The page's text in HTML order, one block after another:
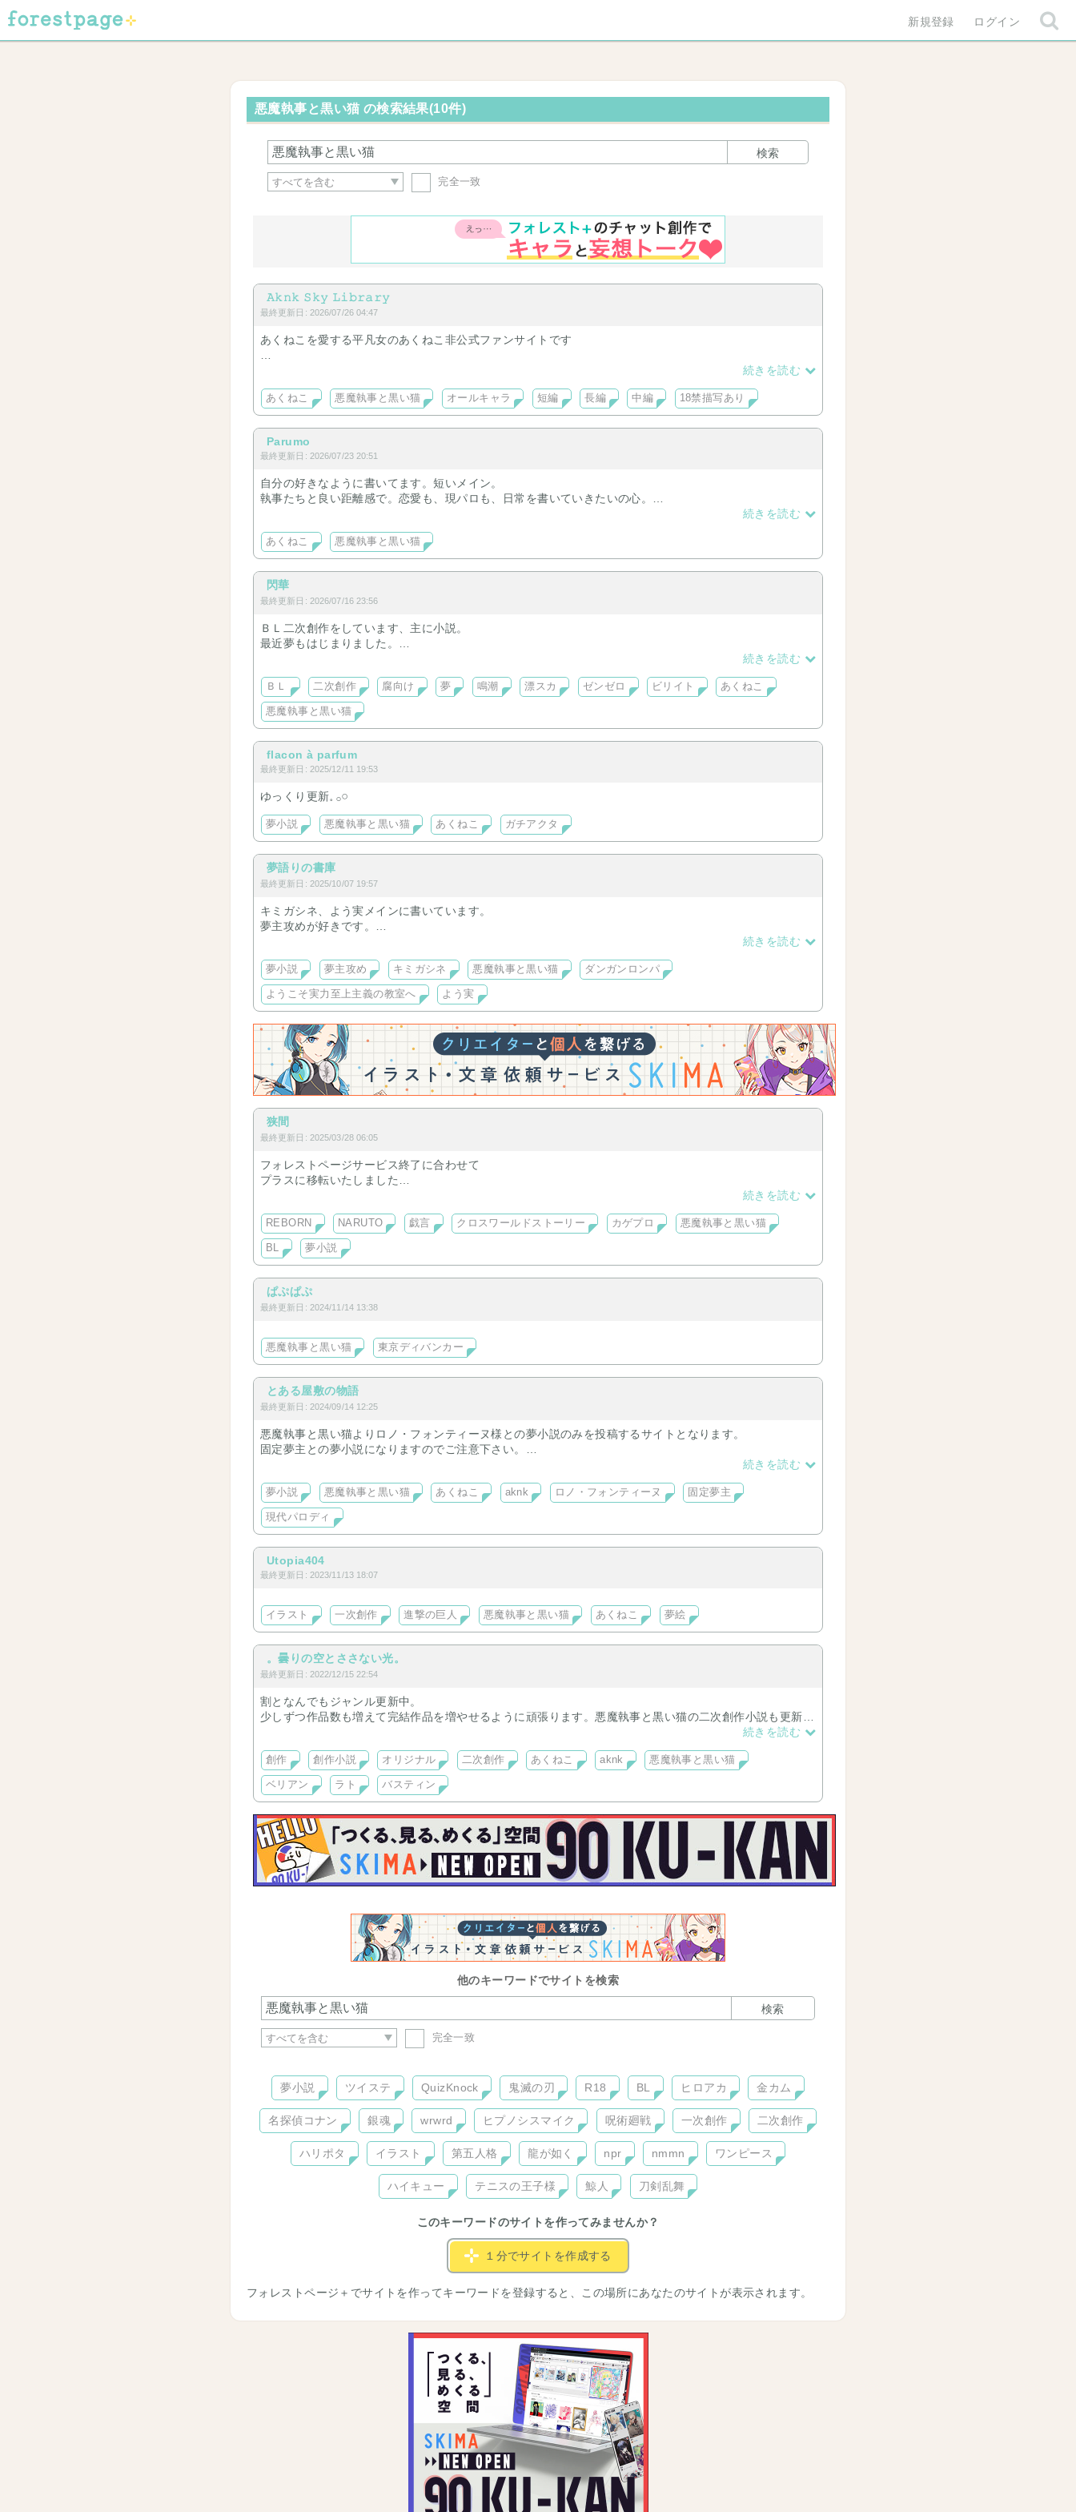
新規登録 ログイン
悪魔執事と黒い猫 の検索結果(10件)
検索
完全一致
𝙰𝚔𝚗𝚔 𝚂𝚔𝚢 𝙻𝚒𝚋𝚛𝚊𝚛𝚢
最終更新日: 2026/07/26 04:47
あくねこを愛する平凡女のあくねこ非公式ファンサイトです
それでは、行ってらっしゃいませ⋯⋯🍀*゜
＊ あつ森にて作成しました、
あくねこデフォルメデザインワンピのスクショを公開しましたです💡 ̖́-
＊ 2025.12/7にて、あくねこ創作におけるキャラクター別あーる趣向に別邸2階組ばーじょん追加しました
続きを読む
あくねこ 悪魔執事と黒い猫 オールキャラ 短編 長編 中編 18禁描写あり
Parumo
最終更新日: 2026/07/23 20:51
自分の好きなように書いてます。短いメイン。
執事たちと良い距離感で。恋愛も、現パロも、日常を書いていきたいの心。
続きを読む
あくねこ 悪魔執事と黒い猫
閃華
最終更新日: 2026/07/16 23:56
ＢＬ二次創作をしています、主に小説。
最近夢もはじまりました。
あくねこ ❤️‍🩹💍
ＢＬはリバ書くかもしれません、なんでも大丈夫な方向け。
続きを読む
ＢＬ 二次創作 腐向け 夢 鳴潮 漂スカ ゼンゼロ ビリイト あくねこ
悪魔執事と黒い猫
flacon à parfum
最終更新日: 2025/12/11 19:53
ゆっくり更新‪𓈒 𓂂𓏸
夢小説 悪魔執事と黒い猫 あくねこ ガチアクタ
夢語りの書庫
最終更新日: 2025/10/07 19:57
キミガシネ、よう実メインに書いています。
夢主攻めが好きです。
キミガシネ、ようこそ実力至上主義の教室へ、悪魔執事と黒い猫、ダンガンロンパ
続きを読む
夢小説 夢主攻め キミガシネ 悪魔執事と黒い猫 ダンガンロンパ
ようこそ実力至上主義の教室へ よう実
狭間
最終更新日: 2025/03/28 06:05
フォレストページサービス終了に合わせて
プラスに移転いたしました
続きを読む
REBORN NARUTO 戯言 クロスワールドストーリー カゲプロ 悪魔執事と黒い猫
BL 夢小説
ぱぷぱぷ
最終更新日: 2024/11/14 13:38
悪魔執事と黒い猫 東京ディバンカー
とある屋敷の物語
最終更新日: 2024/09/14 12:25
悪魔執事と黒い猫よりロノ・フォンティーヌ様との夢小説のみを投稿するサイトとなります。
固定夢主との夢小説になりますのでご注意下さい。
続きを読む
夢小説 悪魔執事と黒い猫 あくねこ aknk ロノ・フォンティーヌ 固定夢主
現代パロディ
Utopia404
最終更新日: 2023/11/13 18:07
イラスト 一次創作 進撃の巨人 悪魔執事と黒い猫 あくねこ 夢絵
。曇りの空とささない光。
最終更新日: 2022/12/15 22:54
割となんでもジャンル更新中。
少しずつ作品数も増えて完結作品を増やせるように頑張ります。悪魔執事と黒い猫の二次創作小説も更新
続きを読む
創作 創作小説 オリジナル 二次創作 あくねこ aknk 悪魔執事と黒い猫
ベリアン ラト バスティン
他のキーワードでサイトを検索
検索
完全一致
夢小説 ツイステ QuizKnock 鬼滅の刃 R18 BL ヒロアカ 金カム
名探偵コナン 銀魂 wrwrd ヒプノシスマイク 呪術廻戦 一次創作 二次創作
ハリポタ イラスト 第五人格 龍が如く npr nmmn ワンピース
ハイキュー テニスの王子様 鯨人 刀剣乱舞
このキーワードのサイトを作ってみませんか？
１分でサイトを作成する
フォレストページ＋でサイトを作ってキーワードを登録すると、この場所にあなたのサイトが表示されます。